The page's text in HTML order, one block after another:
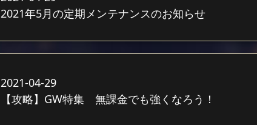
2021年5月の定期メンテナンスのお知らせ
2021-04-29
【攻略】GW特集 無課金でも強くなろう！